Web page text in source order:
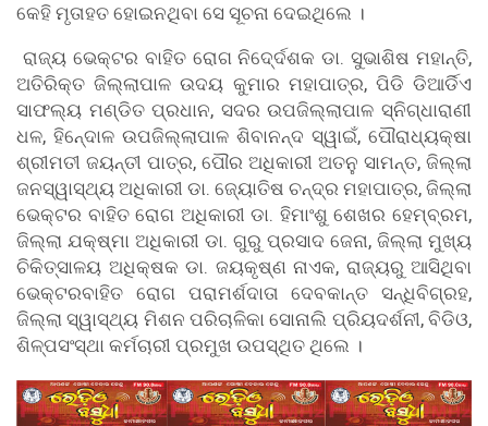
କେହି ମୃତାହତ ହୋଇନଥିବା ସେ ସୂଚନା ଦେଇଥିଲେ ।
ରାଜ୍ୟ ଭେକ୍ଟର ବାହିତ ରୋଗ ନିଦେ୍ର୍ଦଶକ ଡା. ସୁଭାଶିଷ ମହାନ୍ତି,
ଅତିରିକ୍ତ ଜିଲ୍ଲାପାଳ ଉଦୟ କୁମାର ମହାପାତ୍ର, ପିଡି ଡିଆର୍ଡିଏ
ସାଫଲ୍ୟ ମଣ୍ଡିତ ପ୍ରଧାନ, ସଦର ଉପଜିଲ୍ଲାପାଳ ସ୍ନିଗ୍ଧାରାଣୀ
ଧଳ, ହିନେ୍ଦାଳ ଉପଜିଲ୍ଲାପାଳ ଶିବାନନ୍ଦ ସ୍ୱାଇଁ, ପୌରାଧ୍ୟକ୍ଷା
ଶ୍ରୀମତୀ ଜୟନ୍ତୀ ପାତ୍ର, ପୌର ଅଧିକାରୀ ଅତନୁ ସାମନ୍ତ, ଜିଲ୍ଲା
ଜନସ୍ୱାସ୍ଥ୍ୟ ଅଧିକାରୀ ଡା. ଜ୍ୟୋତିଷ ଚନ୍ଦ୍ର ମହାପାତ୍ର, ଜିଲ୍ଲା
ଭେକ୍ଟର ବାହିତ ରୋଗ ଅଧିକାରୀ ଡା. ହିମାଂଶୁ ଶେଖର ହେମ୍ବ୍ରମ,
ଜିଲ୍ଲା ଯକ୍ଷ୍ମା ଅଧିକାରୀ ଡା. ଗୁରୁ ପ୍ରସାଦ ଜେନା, ଜିଲ୍ଲା ମୁଖ୍ୟ
ଚିକିତ୍ସାଳୟ ଅଧିକ୍ଷକ ଡା. ଜୟକୃଷ୍ଣ ନାଏକ, ରାଜ୍ୟରୁ ଆସିଥିବା
ଭେକ୍ଟରବାହିତ ରୋଗ ପରାମର୍ଶଦାତା ଦେବକାନ୍ତ ସନ୍ଧିବିଗ୍ରହ,
ଜିଲ୍ଲା ସ୍ୱାସ୍ଥ୍ୟ ମିଶନ ପରିଚାଳିକା ସୋନାଲି ପ୍ରିୟଦର୍ଶନୀ, ବିଡିଓ,
ଶିଳ୍ପସଂସ୍ଥା କର୍ମଚାରୀ ପ୍ରମୁଖ ଉପସ୍ଥିତ ଥିଲେ ।